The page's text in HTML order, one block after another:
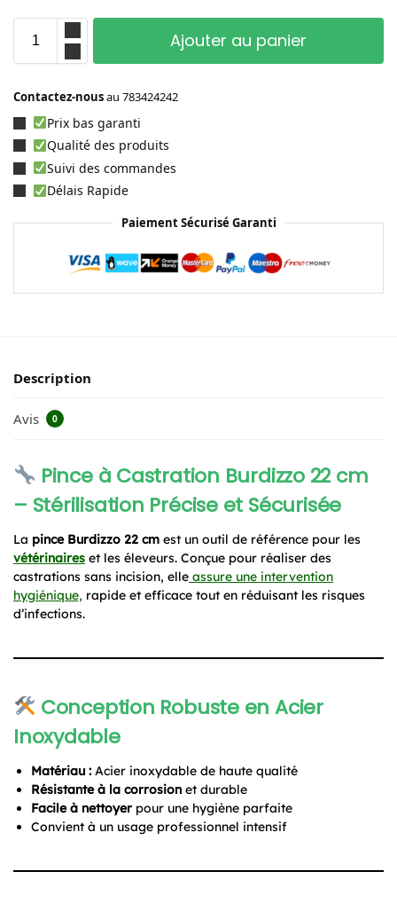
Ajouter au panier
Contactez-nousau 783424242
Prix bas garanti
Qualité des produits
Suivi des commandes
Délais Rapide
Paiement Sécurisé Garanti
Description
Avis 0
Pince à Castration Burdizzo 22 cm
– Stérilisation Précise et Sécurisée
La pince Burdizzo 22 cm est un outil de référence pour les
vétérinaires et les éleveurs. Conçue pour réaliser des
castrations sans incision, elle assure une intervention
hygiénique, rapide et efficace tout en réduisant les risques
d’infections.
Conception Robuste en Acier
Inoxydable
Matériau : Acier inoxydable de haute qualité
Résistante à la corrosion et durable
Facile à nettoyer pour une hygiène parfaite
Convient à un usage professionnel intensif